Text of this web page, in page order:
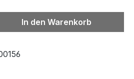
Gib den
In den Warenkorb